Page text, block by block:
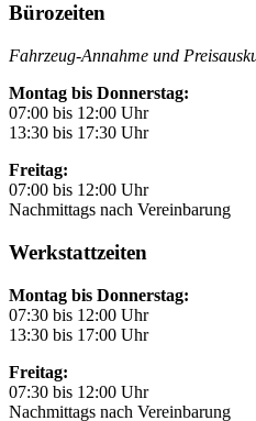
Bürozeiten
Fahrzeug-Annahme und
Montag bis Donnerstag:
07:00 bis 12:00 Uhr
13:30 bis 17:30 Uhr
Freitag:
07:00 bis 12:00 Uhr
Nachmittags nach Vereinbarung
Werkstattzeiten
Montag bis Donnerstag:
07:30 bis 12:00 Uhr
13:30 bis 17:00 Uhr
Freitag:
07:30 bis 12:00 Uhr
Nachmittags nach Vereinbarung